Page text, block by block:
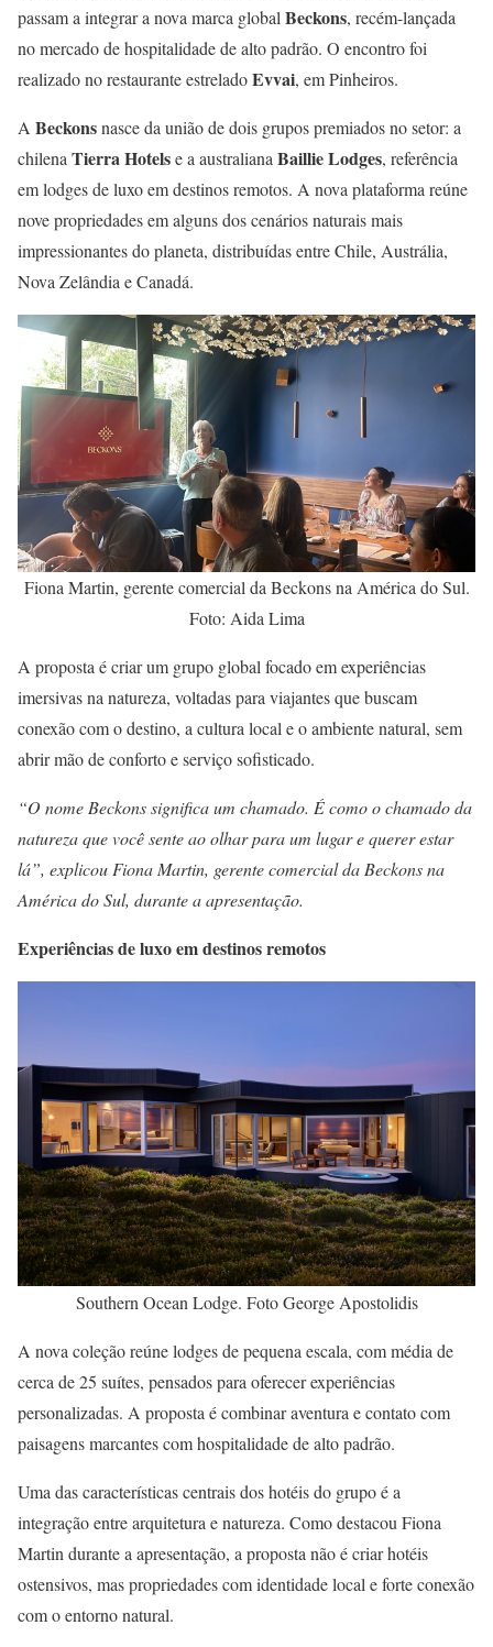
passam a integrar a nova marca global Beckons, recém-lançada
no mercado de hospitalidade de alto padrão. O encontro foi
realizado no restaurante estreladoEvvai, em Pinheiros.
A Beckonsnasce da união de dois grupos premiados no setor: a
chilena Tierra Hotelse a australiana Baillie Lodges, referência
em lodges de luxo em destinos remotos. A nova plataforma reúne
nove propriedades em alguns dos cenários naturais mais
impressionantes do planeta, distribuídas entre Chile, Austrália,
Nova Zelândia e Canadá.
Fiona Martin, gerente comercial da Beckons na América do Sul.
Foto: Aida Lima
A proposta é criar um grupo global focado em experiências
imersivas na natureza, voltadas para viajantes que buscam
conexão com o destino, a cultura local e o ambiente natural, sem
abrir mão de conforto e serviço sofisticado.
“O nome Beckons significa um chamado. É como o chamado da
natureza que você sente ao olhar para um lugar e querer estar
lá”, explicou Fiona Martin, gerente comercial da Beckons na
América do Sul, durante a apresentação.
Experiências de luxo em destinos remotos
Southern Ocean Lodge. Foto George Apostolidis
A nova coleção reúne lodges de pequena escala, com média de
cerca de 25 suítes, pensados para oferecer experiências
personalizadas. A proposta é combinar aventura e contato com
paisagens marcantes com hospitalidade de alto padrão.
Uma das características centrais dos hotéis do grupo é a
integração entre arquitetura e natureza. Como destacou Fiona
Martin durante a apresentação, a proposta não é criar hotéis
ostensivos, mas propriedades com identidade local e forte conexão
com o entorno natural.